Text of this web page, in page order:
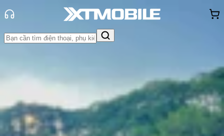
Tin MớiĐánh Giá - Trên TaySo Sánh Tư vấn Khuyến
mãi
Thủ thuậtHỏi đápApp - Game Thông báoKhách
hàng - Sự kiện